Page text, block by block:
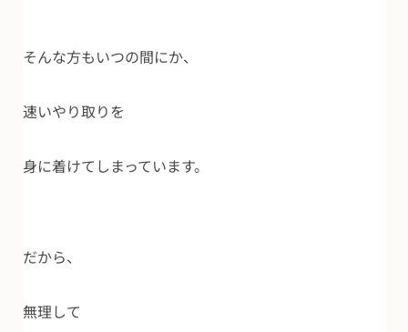
そんな方もいつの間にか、
速いやり取りを
身に着けてしまっています。
だから、
無理して